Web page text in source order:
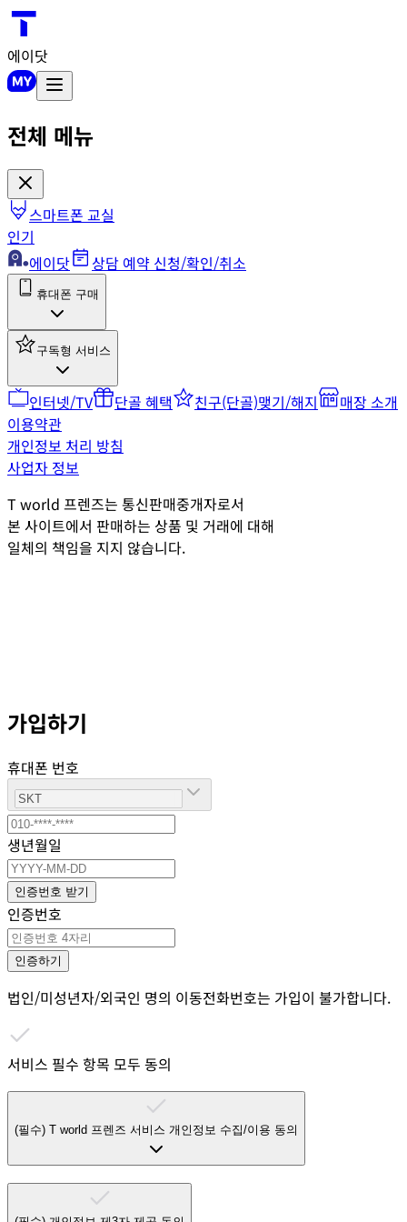
에이닷
전체 메뉴
스마트폰 교실
인기
에이닷
상담 예약 신청/확인/취소
휴대폰 구매
구독형 서비스
인터넷/TV 단골 혜택 친구(단골)맺기/해지
매장 소개
이용약관
개인정보 처리 방침
사업자 정보
T world 프렌즈는 통신판매중개자로서
본 사이트에서 판매하는 상품 및 거래에 대해
일체의 책임을 지지 않습니다.
가입하기
휴대폰 번호
생년월일
인증번호 받기
인증번호
인증하기
법인/미성년자/외국인 명의 이동전화번호는 가입이 불가합니다.
서비스 필수 항목 모두 동의
(필수) T world 프렌즈 서비스 개인정보 수집/이용 동의